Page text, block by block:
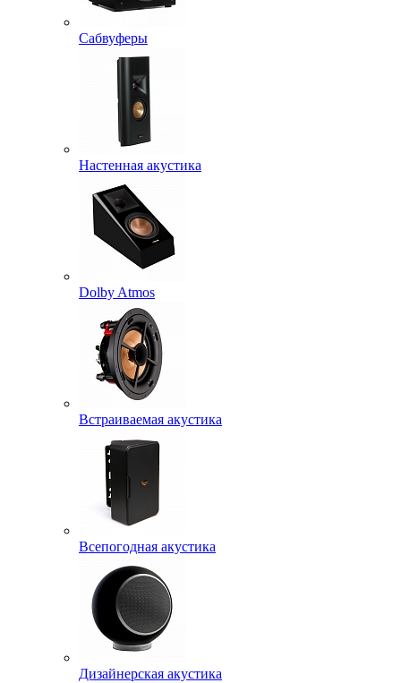
Сабвуферы
Настенная акустика
Dolby Atmos
Встраиваемая акустика
Всепогодная акустика
Дизайнерская акустика